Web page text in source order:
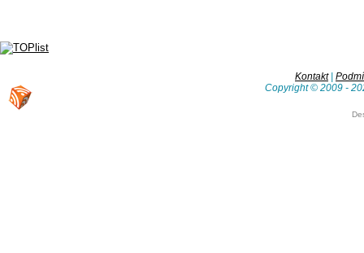
Kontakt|
Copyright © 2009 -